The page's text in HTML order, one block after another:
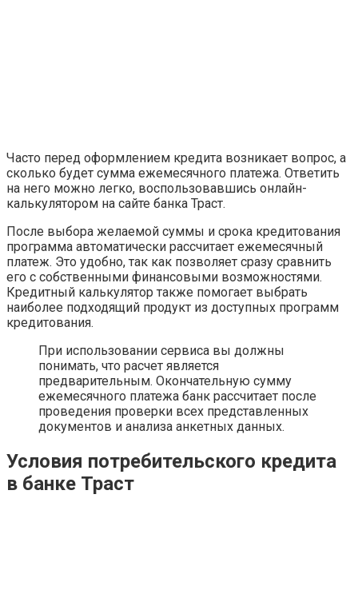
Часто перед оформлением кредита возникает вопрос, а
сколько будет сумма ежемесячного платежа. Ответить
на него можно легко, воспользовавшись онлайн-
калькулятором на сайте банка Траст.
После выбора желаемой суммы и срока кредитования
программа автоматически рассчитает ежемесячный
платеж. Это удобно, так как позволяет сразу сравнить
его с собственными финансовыми возможностями.
Кредитный калькулятор также помогает выбрать
наиболее подходящий продукт из доступных программ
кредитования.
При использовании сервиса вы должны
понимать, что расчет является
предварительным. Окончательную сумму
ежемесячного платежа банк рассчитает после
проведения проверки всех представленных
документов и анализа анкетных данных.
Условия потребительского кредита
в банке Траст